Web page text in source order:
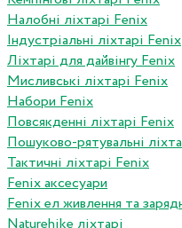
Налобні ліхтарі Fenix
Індустріальні ліхтарі Fenix
Ліхтарі для дайвінгу Fenix
Мисливські ліхтарі Fenix
Набори Fenix
Повсякденні ліхтарі Fenix
Пошуково-рятувальні
Тактичні ліхтарі Fenix
Fenix аксесуари
Fenix ел живлення та